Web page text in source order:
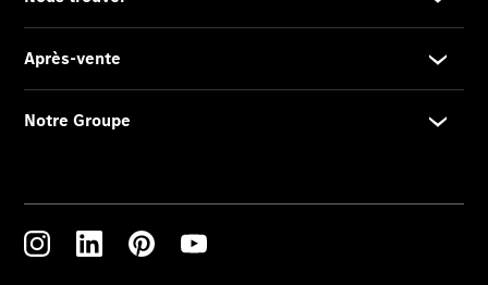
Protection des